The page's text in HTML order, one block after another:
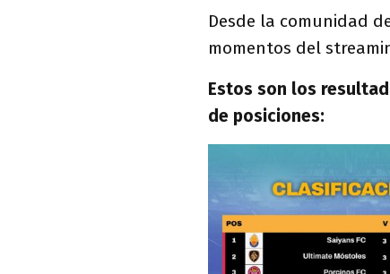
Desde la comunidad
momentos del
Estos son los
de posiciones: